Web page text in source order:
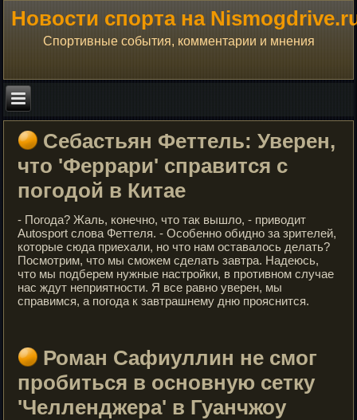
Новости спорта на
Спортивные события, комментарии и мнения
Себастьян Феттель: Уверен,
что 'Феррари' справится с
погодой в Китае
- Погода? Жаль, конечно, что так вышло, - приводит
Autosport слова Феттеля. - Особенно обидно за зрителей,
которые сюда приехали, но что нам оставалось делать?
Посмотрим, что мы сможем сделать завтра. Надеюсь,
что мы подберем нужные настройки, в противном случае
нас ждут неприятности. Я все равно уверен, мы
справимся, а погода к завтрашнему дню прояснится.
Роман Сафиуллин не смог
пробиться в основную сетку
'Челленджера' в Гуанчжоу